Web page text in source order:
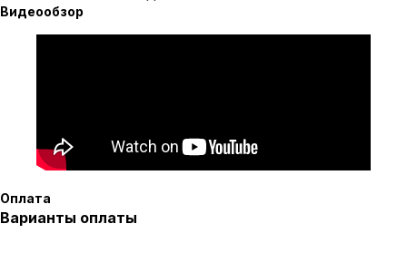
Видеообзор
Оплата
Варианты оплаты